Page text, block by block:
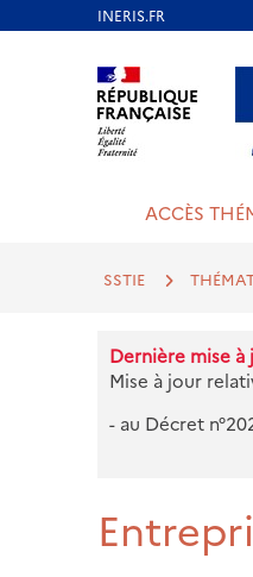
Aller au contenu
ACCÈS
SSTIE
Dernière mise à
Mise à jour
- au Décret